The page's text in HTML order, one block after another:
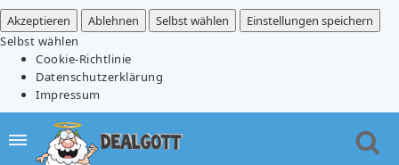
Akzeptieren
Ablehnen Selbst wählen
Einstellungen speichern
Selbst wählen
Cookie-Richtlinie
Datenschutzerklärung
Impressum